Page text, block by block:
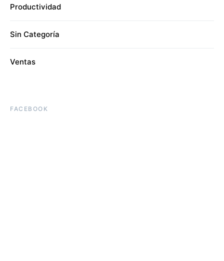
Productividad
Sin Categoría
Ventas
FACEBOOK